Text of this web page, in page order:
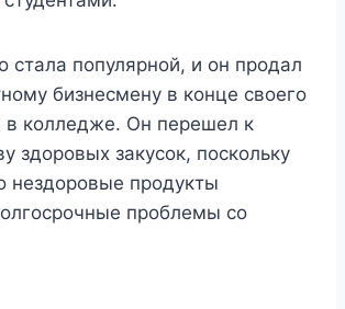
стала популярной, и он продал
бизнесмену в конце своего
в колледже. Он перешел к
здоровых закусок, поскольку
нездоровые продукты
проблемы со